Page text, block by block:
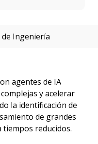
de Ingeniería
agentes de IA
y acelerar
la identificación de
de grandes
reducidos.